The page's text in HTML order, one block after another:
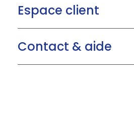
Espace client
Contact & aide